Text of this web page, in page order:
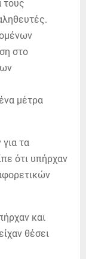
τους
στο
μέτρα
τα
ότι υπήρχαν
και
θέσει